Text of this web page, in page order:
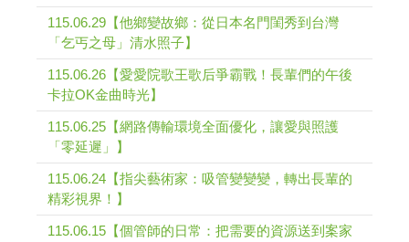
115.06.29【他鄉變故鄉：從日本名門閨秀到台灣
「乞丐之母」清水照子】
115.06.26【愛愛院歌王歌后爭霸戰！長輩們的午後
卡拉OK金曲時光】
115.06.25【網路傳輸環境全面優化，讓愛與照護
「零延遲」】
115.06.24【指尖藝術家：吸管變變變，轉出長輩的
精彩視界！】
115.06.15【個管師的日常：把需要的資源送到案家